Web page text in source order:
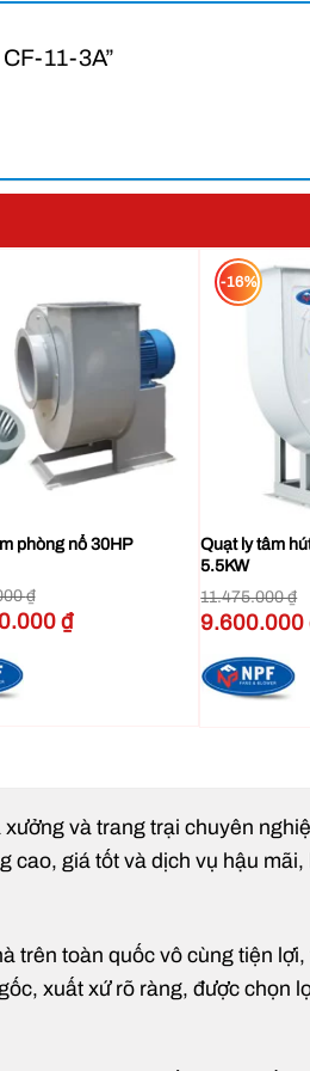
hầm,…
giúp:
thiết bị
nhờ motor chất lượng cao và
vệ sinh, bảo dưỡng cũng đơn giản
11-3A”
phòng nổ 30HP
₫
₫.
₫Giá
hiện
-16%
Quạt ly tâm
5.5KW
11.475.000₫
Giá
gốc
11.475.000 ₫.
9.600.000
và trang trại chuyên
giá tốt và dịch vụ hậu mãi,
trên toàn quốc vô cùng tiện
xuất xứ rõ ràng, được chọn